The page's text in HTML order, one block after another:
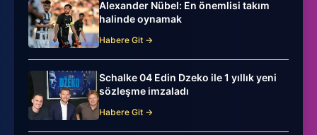
Alexander Nübel: En önemlisi takım
halinde oynamak
Habere Git →
Schalke 04 Edin Dzeko ile 1 yıllık yeni
sözleşme imzaladı
Habere Git →